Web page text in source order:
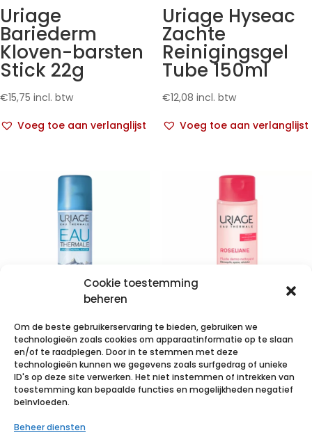
Cookie toestemming
beheren
Om de beste gebruikerservaring te bieden, gebruiken we
technologieën zoals cookies om apparaatinformatie op te slaan
en/of te raadplegen. Door in te stemmen met deze
technologieën kunnen we gegevens zoals surfgedrag of unieke
ID's op deze site verwerken. Het niet instemmen of intrekken van
toestemming kan bepaalde functies en mogelijkheden negatief
beïnvloeden.
Beheer diensten
Uriage
Bariederm
Kloven-barsten
Stick 22g
€15,75 incl. btw
Voeg toe aan verlanglijst
Uriage Hyseac
Zachte
Reinigingsgel
Tube 150ml
€12,08 incl. btw
Voeg toe aan verlanglijst
Uriage Eau
Thermale Spray
50ml
2,96 incl. btw
Voeg toe aan verlanglijst
Uriage
Roseliane
Dermo
Reiniging